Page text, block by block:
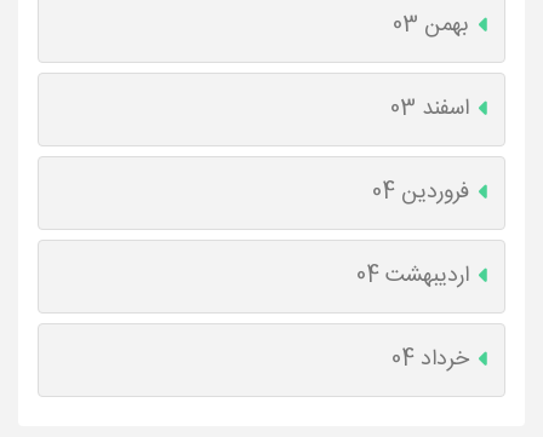
بهمن 03
اسفند 03
فروردین 04
اردیبهشت 04
خرداد 04